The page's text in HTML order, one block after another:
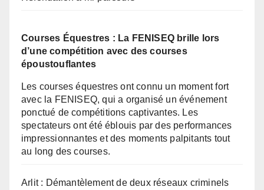
Courses Équestres : La FENISEQ brille lors
d’une compétition avec des courses
époustouflantes
Les courses équestres ont connu un moment fort
avec la FENISEQ, qui a organisé un événement
ponctué de compétitions captivantes. Les
spectateurs ont été éblouis par des performances
impressionnantes et des moments palpitants tout
au long des courses.
Arlit : Démantèlement de deux réseaux criminels